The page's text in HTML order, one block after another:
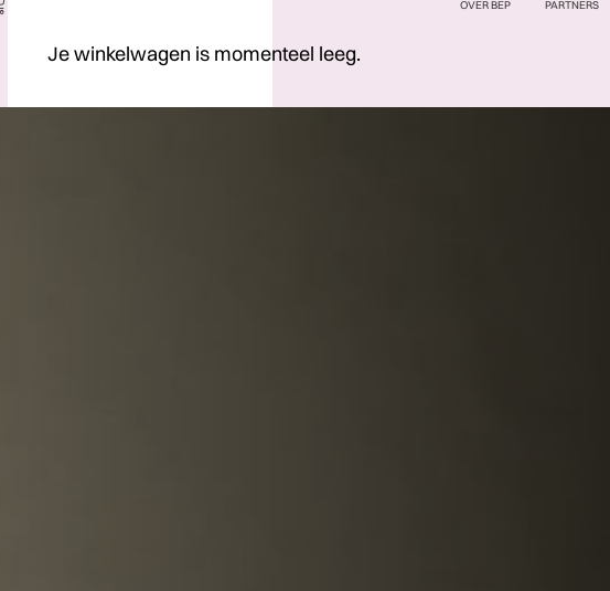
OVER BEP PARTNERS
Je winkelwagen is momenteel leeg.